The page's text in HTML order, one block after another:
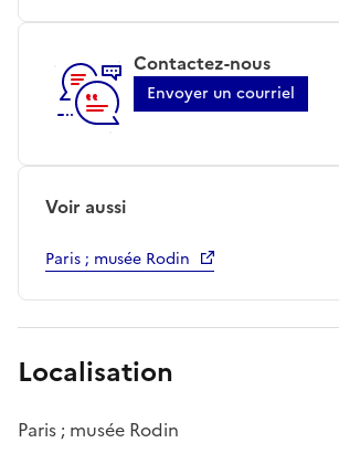
Contactez-nous
Envoyer un courriel
Voir aussi
Paris ; musée Rodin
Localisation
Paris ; musée Rodin